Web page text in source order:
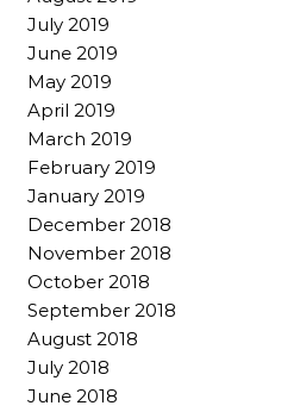
July 2019
June 2019
May 2019
April 2019
March 2019
February 2019
January 2019
December 2018
November 2018
October 2018
September 2018
August 2018
July 2018
June 2018